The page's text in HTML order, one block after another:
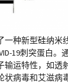
一种新型硅纳米
19刺突蛋白。
输运特性，如透
状病毒和艾滋病